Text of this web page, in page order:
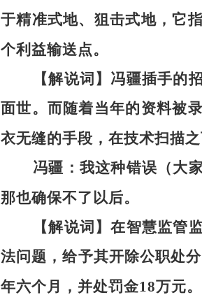
于精准式地、狙击式地，它
个利益输送点。
【解说词】 冯疆插手的
面世。而随着当年的资料被
衣无缝的手段，在技术扫描
冯疆： 我这种错误（大
那也确保不了以后。
【解说词】在智慧监管
法问题，给予其开除公职处
年六个月，并处罚金18万元。